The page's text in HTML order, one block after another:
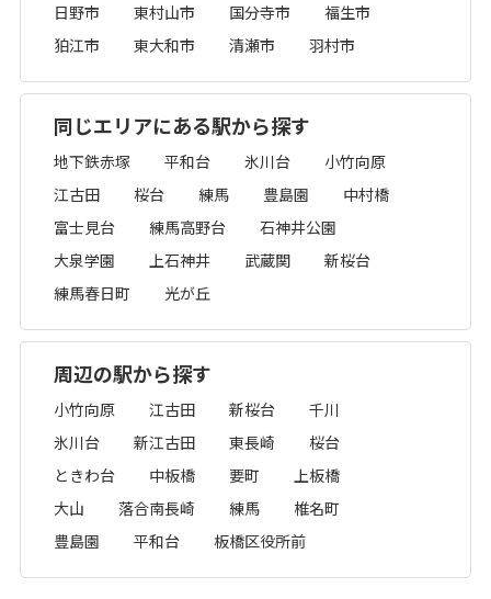
日野市
東村山市 国分寺市
福生市
狛江市
東大和市 清瀬市 羽村市
同じエリアにある駅から探す
地下鉄赤塚 平和台 氷川台
小竹向原
江古田
桜台 練馬 豊島園
中村橋
富士見台
練馬高野台
石神井公園
大泉学園
上石神井 武蔵関
新桜台
練馬春日町
光が丘
周辺の駅から探す
小竹向原 江古田 新桜台
千川
氷川台
新江古田 東長崎
桜台
ときわ台
中板橋 要町
上板橋
大山
落合南長崎 練馬
椎名町
豊島園
平和台 板橋区役所前